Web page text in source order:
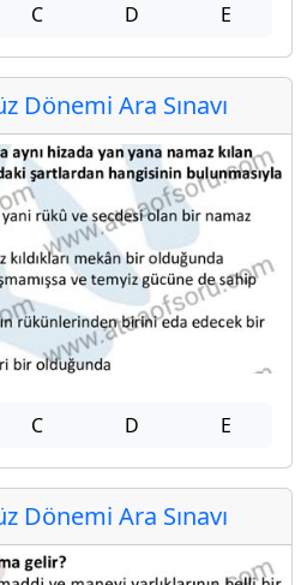
C D E
Dönemi Ara Sınavı
C D E
Dönemi Ara Sınavı